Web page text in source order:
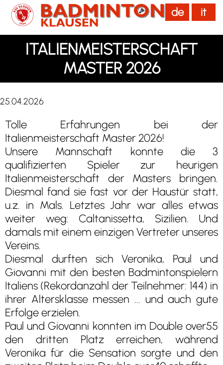
menu it
de
ITALIENMEISTERSCHAFT
MASTER 2026
25.04.2026
Tolle Erfahrungen bei der
Italienmeisterschaft Master 2026!
Unsere Mannschaft konnte die 3
qualifizierten Spieler zur heurigen
Italienmeisterschaft der Masters bringen.
Diesmal fand sie fast vor der Haustür statt,
u.z. in Mals. Letztes Jahr war alles etwas
weiter weg: Caltanissetta, Sizilien. Und
damals mit einem einzigen Vertreter unseres
Vereins.
Diesmal durften sich Veronika, Paul und
Giovanni mit den besten Badmintonspielern
Italiens (Rekordanzahl der Teilnehmer: 144) in
ihrer Altersklasse messen ... und auch gute
Erfolge erzielen.
Paul und Giovanni konnten im Double over55
den dritten Platz erreichen, während
Veronika für die Sensation sorgte und den